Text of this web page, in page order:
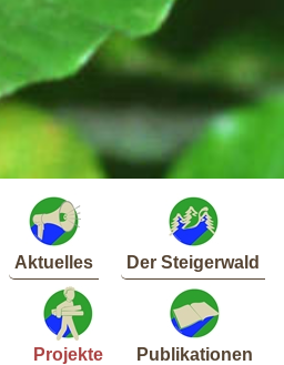
Aktuelles Der Steigerwald
Projekte Publikationen